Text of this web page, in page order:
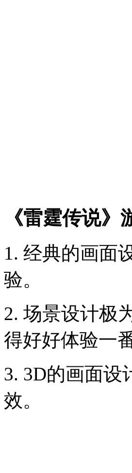
《雷霆传说》
1. 经典的画面
验。
2. 场景设计极
得好好体验一番
3. 3D的画面设
效。